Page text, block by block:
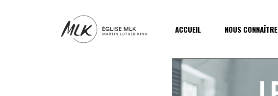
ACCUEIL NOUS CONNAÎTRE